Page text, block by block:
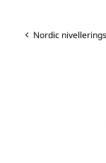
Nordic